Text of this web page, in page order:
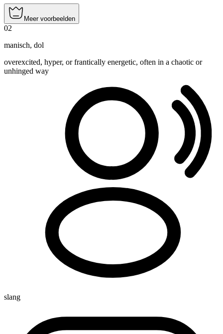
Meer voorbeelden
02
manisch, dol
overexcited, hyper, or frantically energetic, often in a chaotic or
unhinged way
slang